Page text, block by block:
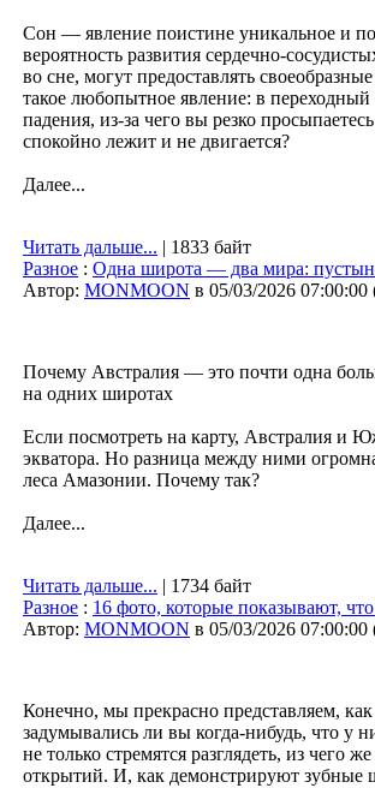
Сон — явление поистине уникальное и
вероятность развития сердечно-
во сне, могут предоставлять
такое любопытное явление: в
падения, из-за чего вы резко
спокойно лежит и не двигается?
Далее...
Читать дальше... | 1833 байт
Разное : Одна широта — два мира:
Автор: MONMOON в 05/03/2026 07:00:00
Почему Австралия — это почти одна
на одних широтах
Если посмотреть на карту, Австралия и
экватора. Но разница между ними
леса Амазонии. Почему так?
Далее...
Читать дальше... | 1734 байт
Разное : 16 фото, которые показывают,
Автор: MONMOON в 05/03/2026 07:00:00
Конечно, мы прекрасно представляем,
задумывались ли вы когда-нибудь, что у
не только стремятся разглядеть, из чего
открытий. И, как демонстрируют зубные